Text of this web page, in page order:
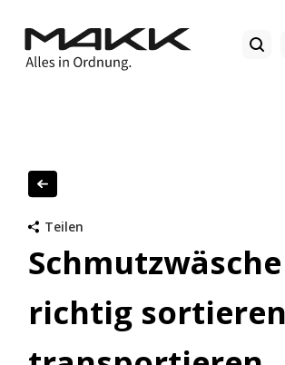
Teilen
Schmutzwäsche
richtig